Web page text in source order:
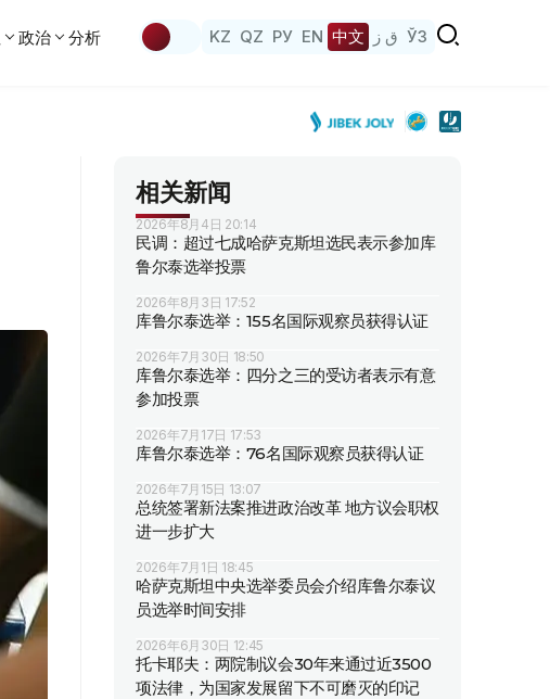
政治 分析 KZ QZ РУ EN 中文 ق ز ЎЗ
相关新闻
2026年8月4日 20:14
民调：超过七成哈萨克斯坦选民表示参加库
鲁尔泰选举投票
2026年8月3日 17:52
库鲁尔泰选举：155名国际观察员获得认证
2026年7月30日 18:50
库鲁尔泰选举：四分之三的受访者表示有意
参加投票
2026年7月17日 17:53
库鲁尔泰选举：76名国际观察员获得认证
2026年7月15日 13:07
总统签署新法案推进政治改革 地方议会职权
进一步扩大
2026年7月1日 18:45
哈萨克斯坦中央选举委员会介绍库鲁尔泰议
员选举时间安排
2026年6月30日 12:45
托卡耶夫：两院制议会30年来通过近3500
项法律，为国家发展留下不可磨灭的印记